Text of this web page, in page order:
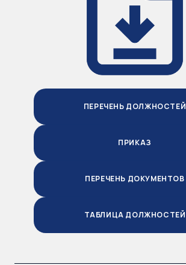
ПЕРЕЧЕНЬ ДОЛЖНОСТЕЙ
ПРИКАЗ
ПЕРЕЧЕНЬ ДОКУМЕНТОВ
ТАБЛИЦА ДОЛЖНОСТЕЙ